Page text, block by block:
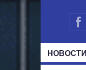
НОВОСТИ